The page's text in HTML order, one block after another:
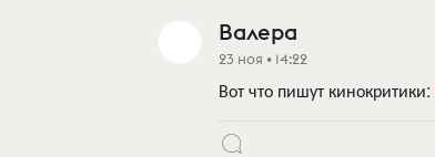
Валера
23 ноя • 14:22
Вот что пишут кинокритики: